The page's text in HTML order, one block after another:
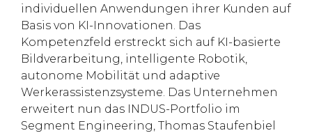
individuellen Anwendungen ihrer Kunden auf
Basis von KI-Innovationen. Das
Kompetenzfeld erstreckt sich auf KI-basierte
Bildverarbeitung, intelligente Robotik,
autonome Mobilität und adaptive
Werkerassistenzsysteme. Das Unternehmen
erweitert nun das INDUS-Portfolio im
Segment Engineering, Thomas Staufenbiel